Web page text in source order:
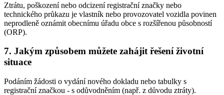
Ztrátu, poškození nebo odcizení registrační značky nebo
technického průkazu je vlastník nebo provozovatel vozidla povinen
neprodleně oznámit obecnímu úřadu obce s rozšířenou působností
(ORP).
7. Jakým způsobem můžete zahájit řešení životní
situace
Podáním žádosti o vydání nového dokladu nebo tabulky s
registrační značkou - s odůvodněním (např. z důvodu ztráty).